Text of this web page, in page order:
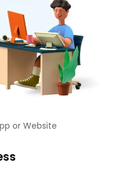
or Website